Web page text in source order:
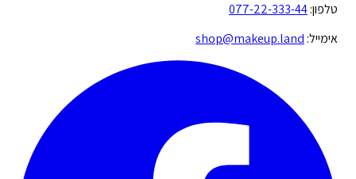
טלפון:077-22-333-44
אימייל: shop@makeup.land